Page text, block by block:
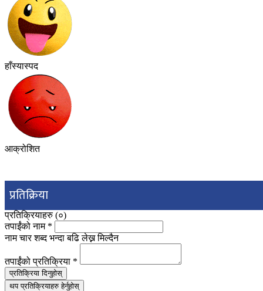
हाँस्यास्पद
आक्रोशित
प्रतिक्रिया
प्रतिक्रियाहरु (०)
तपाईंको नाम *
नाम चार शब्द भन्दा बढि लेख्न मिल्दैन
तपाईंको प्रतिक्रिया *
प्रतिक्रिया दिनुहोस्
थप प्रतिक्रियाहरु हेर्नुहोस्